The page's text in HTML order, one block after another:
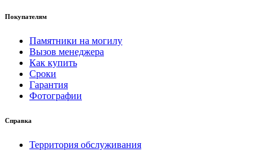
Покупателям
Памятники на могилу
Вызов менеджера
Как купить
Сроки
Гарантия
Фотографии
Справка
Территория обслуживания